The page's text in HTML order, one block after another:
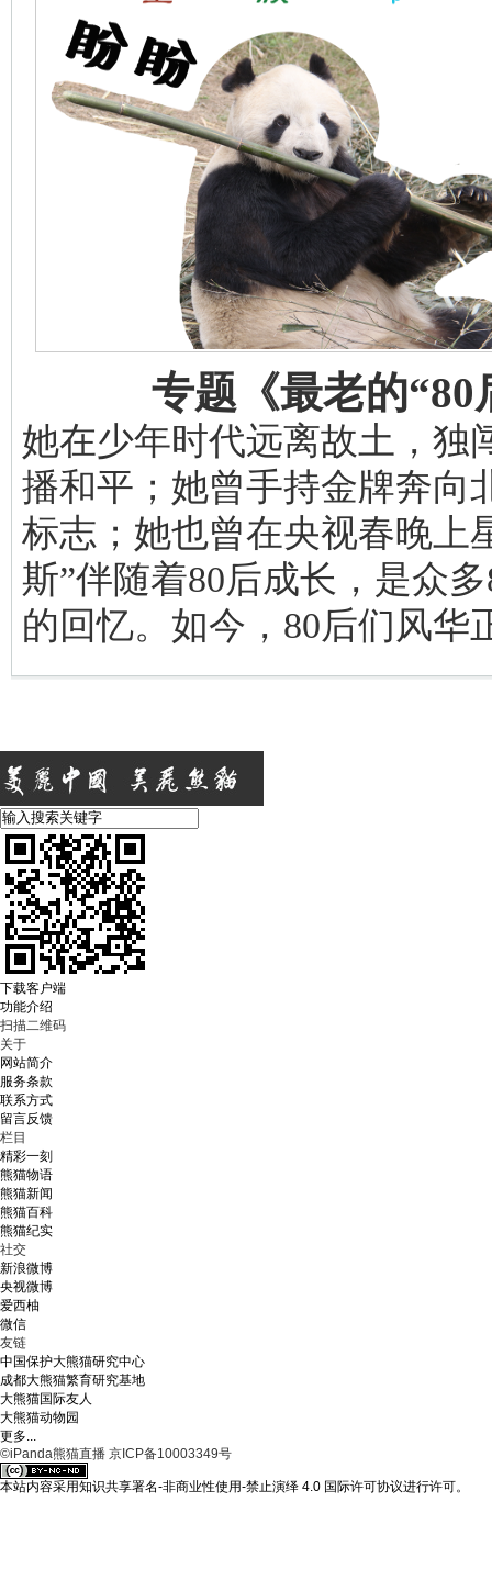
专题《最老的
她在少年时代远离故土，独
播和平；她曾手持金牌奔向
标志；她也曾在央视春晚上
斯”伴随着80后成长，是众
的回忆。如今，80后们风华
下载客户端
功能介绍
扫描二维码
关于
网站简介
服务条款
联系方式
留言反馈
栏目
精彩一刻
熊猫物语
熊猫新闻
熊猫百科
熊猫纪实
社交
新浪微博
央视微博
爱西柚
微信
友链
中国保护大熊猫研究中心
成都大熊猫繁育研究基地
大熊猫国际友人
大熊猫动物园
更多...
©iPanda熊猫直播 京ICP备10003349号
本站内容采用知识共享署名-非商业性使用-禁止演绎 4.0 国际许可协议进行许可。